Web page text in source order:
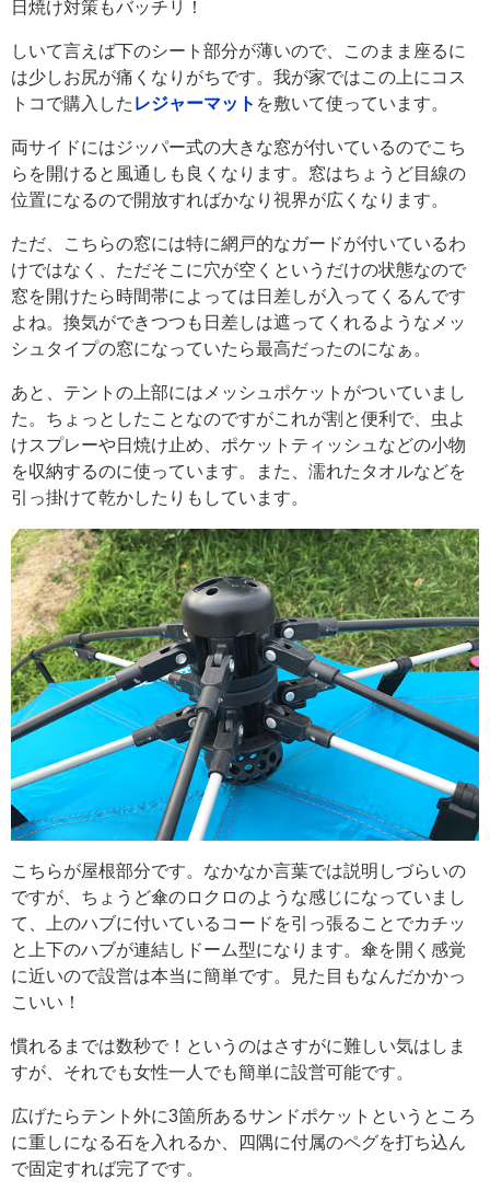
日焼け対策もバッチリ！
しいて言えば下のシート部分が薄いので、このまま座るに
は少しお尻が痛くなりがちです。我が家ではこの上にコス
トコで購入した レジャーマット を敷いて使っています。
両サイドにはジッパー式の大きな窓が付いているのでこち
らを開けると風通しも良くなります。窓はちょうど目線の
位置になるので開放すればかなり視界が広くなります。
ただ、こちらの窓には特に網戸的なガードが付いているわ
けではなく、ただそこに穴が空くというだけの状態なので
窓を開けたら時間帯によっては日差しが入ってくるんです
よね。換気ができつつも日差しは遮ってくれるようなメッ
シュタイプの窓になっていたら最高だったのになぁ。
あと、テントの上部にはメッシュポケットがついていまし
た。ちょっとしたことなのですがこれが割と便利で、虫よ
けスプレーや日焼け止め、ポケットティッシュなどの小物
を収納するのに使っています。また、濡れたタオルなどを
引っ掛けて乾かしたりもしています。
こちらが屋根部分です。なかなか言葉では説明しづらいの
ですが、ちょうど傘のロクロのような感じになっていまし
て、上のハブに付いているコードを引っ張ることでカチッ
と上下のハブが連結しドーム型になります。傘を開く感覚
に近いので設営は本当に簡単です。見た目もなんだかかっ
こいい！
慣れるまでは数秒で！というのはさすがに難しい気はしま
すが、それでも女性一人でも簡単に設営可能です。
広げたらテント外に3箇所あるサンドポケットというところ
に重しになる石を入れるか、四隅に付属のペグを打ち込ん
で固定すれば完了です。